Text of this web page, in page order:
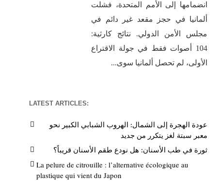
انضمامها إلى الأمم المتحدة، فشلت
ألمانيا في حجز مقعد غير دائم في
مجلس الأمن الدولي. نتائج كارثية:
104 أصوات فقط في جولة الاقتراع
الأولى، لم تحصل ألمانيا سوى...
LATEST ARTICLES:
عودة الهجرة إلى الشمال: الهروب الشبابي الكبير نحو
معبر سبتة لغز يتكرر من جديد
ثورة في طب الأسنان: هل نودع طقم الأسنان قريباً؟
La pelure de citrouille : l’alternative écologique au
plastique qui vient du Japon